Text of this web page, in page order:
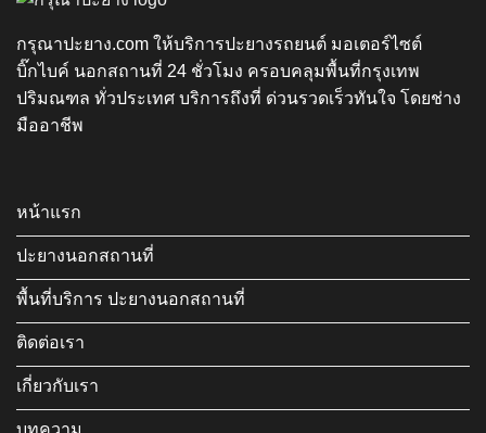
กรุณาปะยาง.com ให้บริการปะยางรถยนต์ มอเตอร์ไซต์
บิ๊กไบค์ นอกสถานที่ 24 ชั่วโมง ครอบคลุมพื้นที่กรุงเทพ
ปริมณฑล ทั่วประเทศ บริการถึงที่ ด่วนรวดเร็วทันใจ โดยช่าง
มืออาชีพ
หน้าแรก
ปะยางนอกสถานที่
พื้นที่บริการ ปะยางนอกสถานที่
ติดต่อเรา
เกี่ยวกับเรา